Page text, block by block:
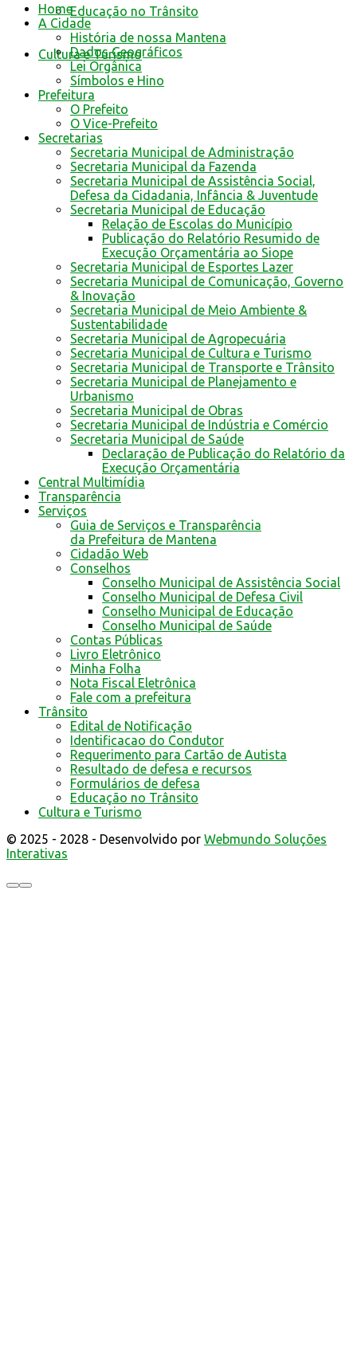
Educação no Trânsito
Cultura e Turismo
Home
A Cidade
História de nossa Mantena
Dados Geográficos
Lei Orgânica
Símbolos e Hino
Prefeitura
O Prefeito
O Vice-Prefeito
Secretarias
Secretaria Municipal de Administração
Secretaria Municipal da Fazenda
Secretaria Municipal de Assistência Social,
Defesa da Cidadania, Infância & Juventude
Secretaria Municipal de Educação
Relação de Escolas do Município
Publicação do Relatório Resumido de
Execução Orçamentária ao Siope
Secretaria Municipal de Esportes Lazer
Secretaria Municipal de Comunicação, Governo
& Inovação
Secretaria Municipal de Meio Ambiente &
Sustentabilidade
Secretaria Municipal de Agropecuária
Secretaria Municipal de Cultura e Turismo
Secretaria Municipal de Transporte e Trânsito
Secretaria Municipal de Planejamento e
Urbanismo
Secretaria Municipal de Obras
Secretaria Municipal de Indústria e Comércio
Secretaria Municipal de Saúde
Declaração de Publicação do Relatório da
Execução Orçamentária
Central Multimídia
Transparência
Serviços
Guia de Serviços e Transparência
da Prefeitura de Mantena
Cidadão Web
Conselhos
Conselho Municipal de Assistência Social
Conselho Municipal de Defesa Civil
Conselho Municipal de Educação
Conselho Municipal de Saúde
Contas Públicas
Livro Eletrônico
Minha Folha
Nota Fiscal Eletrônica
Fale com a prefeitura
Trânsito
Edital de Notificação
Identificacao do Condutor
Requerimento para Cartão de Autista
Resultado de defesa e recursos
Formulários de defesa
Educação no Trânsito
Cultura e Turismo
© 2025 - 2028 - Desenvolvido por Webmundo Soluções
Interativas